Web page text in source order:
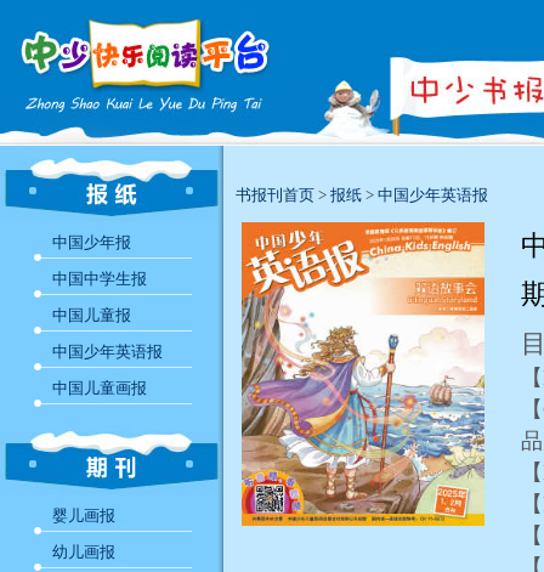
中国少年报
中国中学生报
中国儿童报
中国少年英语报
中国儿童画报
婴儿画报
幼儿画报
书报刊首页 > 报纸 > 中国少年英语报